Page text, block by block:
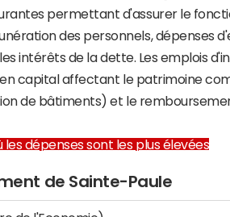
permettant d'assurer le
des personnels, dépenses
intérêts de la dette. Les emplois
capital affectant le patrimoine
de bâtiments) et le
les dépenses sont les plus élevées
de Sainte-Paule